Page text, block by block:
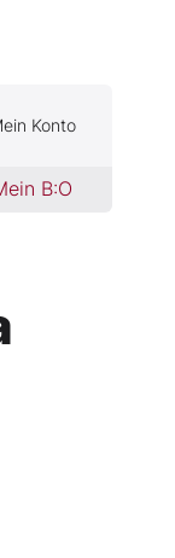
Konto
B:O